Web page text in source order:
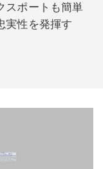
スポートも簡単
実性を発揮す